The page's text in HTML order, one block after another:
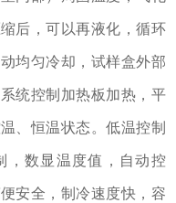
后，可以再液化，循环
均匀冷却，试样盒外部
统控制加热板加热，平
、恒温状态。低温控制
，数显温度值，自动控
安全，制冷速度快，容